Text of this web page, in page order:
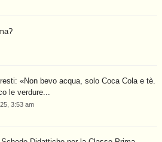
«Non bevo acqua, solo Coca Cola e tè.
le verdure...
3:53 am